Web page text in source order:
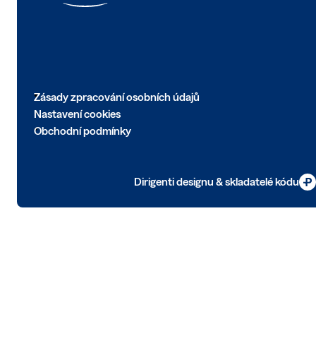
Zásady zpracování osobních údajů
Nastavení cookies
Obchodní podmínky
Dirigenti designu & skladatelé kódu